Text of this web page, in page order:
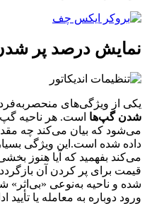
نمایش درصد پر
یکی از ویژگی‌های منحصربه‌فرد
شدن گپ‌ها است. هر ناحیه
می‌شود که بیان می‌کند چه
داده شده است.این ویژگی
می‌کند بفهمید که آیا هنوز
قیمت برای پر کردن آن
شده و ناحیه به‌نوعی «بی‌اثر»
ورود دوباره به معامله یا